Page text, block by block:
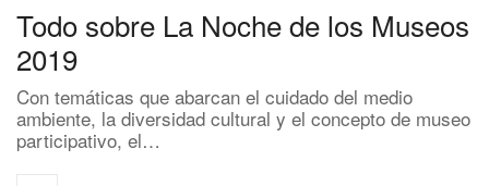
Todo sobre La Noche de los Museos
2019
Con temáticas que abarcan el cuidado del medio
ambiente, la diversidad cultural y el concepto de museo
participativo, el…